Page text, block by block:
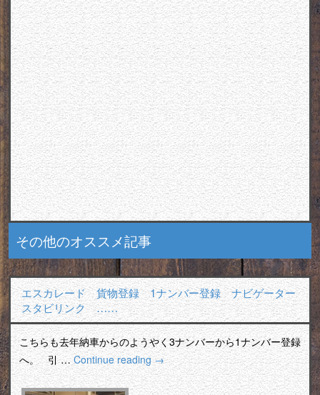
その他のオススメ記事
エスカレード 貨物登録 1ナンバー登録 ナビゲーター
スタビリンク ……
こちらも去年納車からのようやく3ナンバーから1ナンバー登録
へ。 引 …Continue reading→